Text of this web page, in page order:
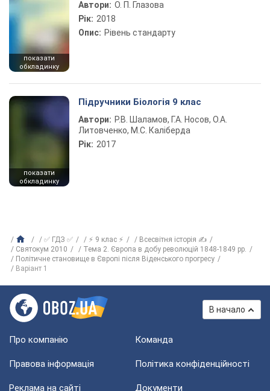
показати
обкладинку
Автори: О. П. Глазова
Рік: 2018
Опис: Рівень стандарту
показати
обкладинку
Підручники Біологія 9 клас
Автори: Р.В. Шаламов, Г.А. Носов, О.А.
Литовченко, М.С. Каліберда
Рік: 2017
✅ ГДЗ ✅ ⚡ 9 клас ⚡
Всесвітня історія ✍
Святокум 2010
Тема 2. Європа в добу революцій 1848-1849 рр.
Політичне становище в Європі після Віденського прогресу
Варіант 1
В начало
Про компанію Команда
Правова інформація Політика конфіденційності
Реклама на сайті Документи